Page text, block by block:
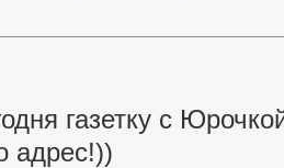
газетку с
адрес!))